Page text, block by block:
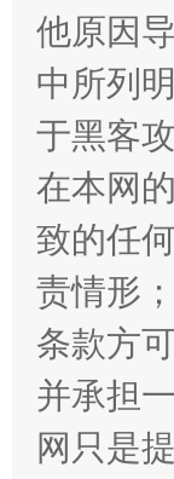
全民健身五
他原因
中所列
于黑客
在本网
致的任
责情形；
条款方
并承担
网只是